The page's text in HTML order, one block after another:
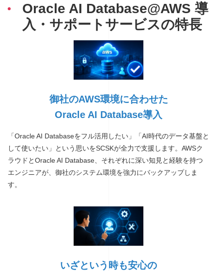
Oracle AI Database@AWS 導
入・サポートサービスの特長
御社のAWS環境に合わせた
Oracle AI Database導入
「Oracle AI Databaseをフル活用したい」「AI時代のデータ基盤と
して使いたい」という思いをSCSKが全力で支援します。AWSク
ラウドとOracle AI Database、それぞれに深い知見と経験を持つ
エンジニアが、御社のシステム環境を強力にバックアップしま
す。
いざという時も安心の